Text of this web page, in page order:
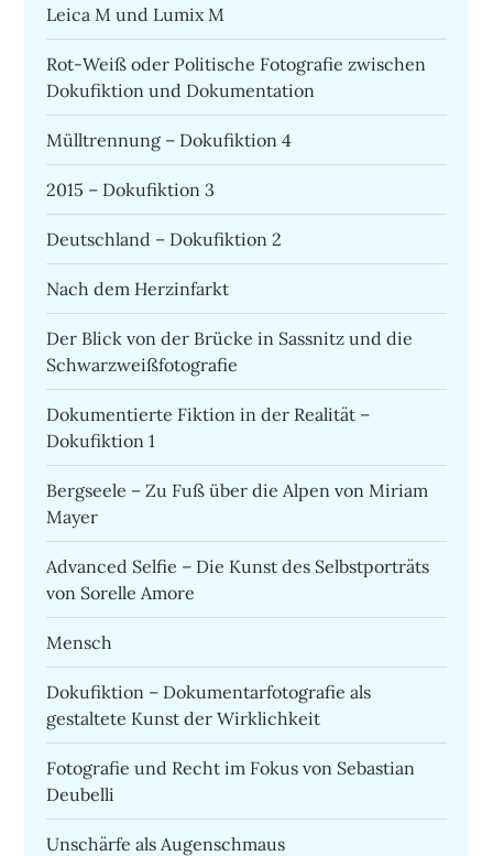
Leica M und Lumix M
Rot-Weiß oder Politische Fotografie zwischen
Dokufiktion und Dokumentation
Mülltrennung – Dokufiktion 4
2015 – Dokufiktion 3
Deutschland – Dokufiktion 2
Nach dem Herzinfarkt
Der Blick von der Brücke in Sassnitz und die
Schwarzweißfotografie
Dokumentierte Fiktion in der Realität –
Dokufiktion 1
Bergseele – Zu Fuß über die Alpen von Miriam
Mayer
Advanced Selfie – Die Kunst des Selbstporträts
von Sorelle Amore
Mensch
Dokufiktion – Dokumentarfotografie als
gestaltete Kunst der Wirklichkeit
Fotografie und Recht im Fokus von Sebastian
Deubelli
Unschärfe als Augenschmaus